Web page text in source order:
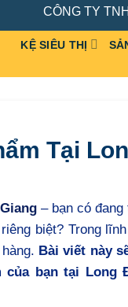
CÔNG TY
KỆ SIÊU THỊ
Tại
– bạn có đang
biệt? Trong
Bài viết này
bạn tại Long